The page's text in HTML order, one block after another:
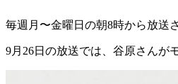
毎週月〜金曜日の朝8時から放送
9月26日の放送では、谷原さんが